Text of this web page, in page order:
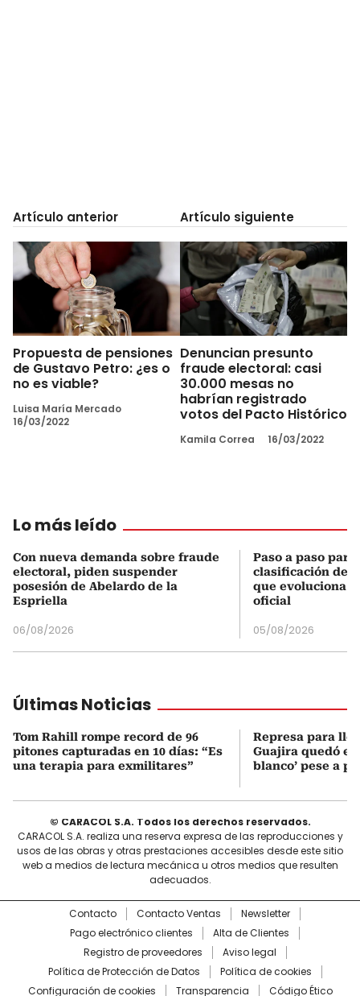
Artículo anterior
Propuesta de pensiones
de Gustavo Petro: ¿es o
no es viable?
Luisa María Mercado
16/03/2022
Artículo siguiente
Denuncian presunto
fraude electoral: casi
30.000 mesas no
habrían registrado
votos del Pacto Histórico
Kamila Correa 16/03/2022
Lo más leído
Con nueva demanda sobre fraude
electoral, piden suspender
posesión de Abelardo de la
Espriella
06/08/2026
Paso a paso
clasificación del
que evoluciona
oficial
05/08/2026
Últimas Noticias
Tom Rahill rompe record de 96
pitones capturadas en 10 días: “Es
una terapia para exmilitares”
Represa para
Guajira quedó en
blanco’ pese a
© CARACOL S.A. Todos los derechos reservados.
CARACOL S.A. realiza una reserva expresa de las reproducciones y
usos de las obras y otras prestaciones accesibles desde este sitio
web a medios de lectura mecánica u otros medios que resulten
adecuados.
Contacto Contacto Ventas
Newsletter
Pago electrónico clientes
Alta de Clientes
Registro de proveedores
Aviso legal
Política de Protección de Datos
Política de cookies
Configuración de cookies
Transparencia Código Ético